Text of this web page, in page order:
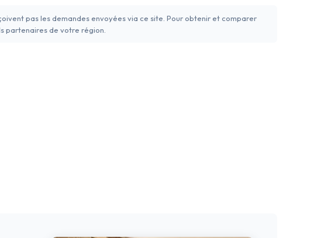
pas les demandes envoyées via ce site. Pour obtenir et comparer
partenaires de votre région.